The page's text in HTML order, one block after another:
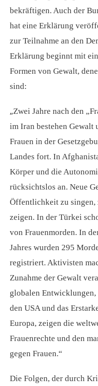
bekräftigen. Auch der
hat eine Erklärung
zur Teilnahme an den
Erklärung beginnt mit
Formen von Gewalt,
sind:
„Zwei Jahre nach den
im Iran bestehen
Frauen in der
Landes fort. In
Körper und die
rücksichtslos an. Neue
Öffentlichkeit zu singen,
zeigen. In der Türkei
von Frauenmorden. In
Jahres wurden 295
registriert. Aktivisten
Zunahme der Gewalt
globalen
den USA und das
Europa, zeigen die
Frauenrechte und den
gegen Frauen.“
Die Folgen, der durch